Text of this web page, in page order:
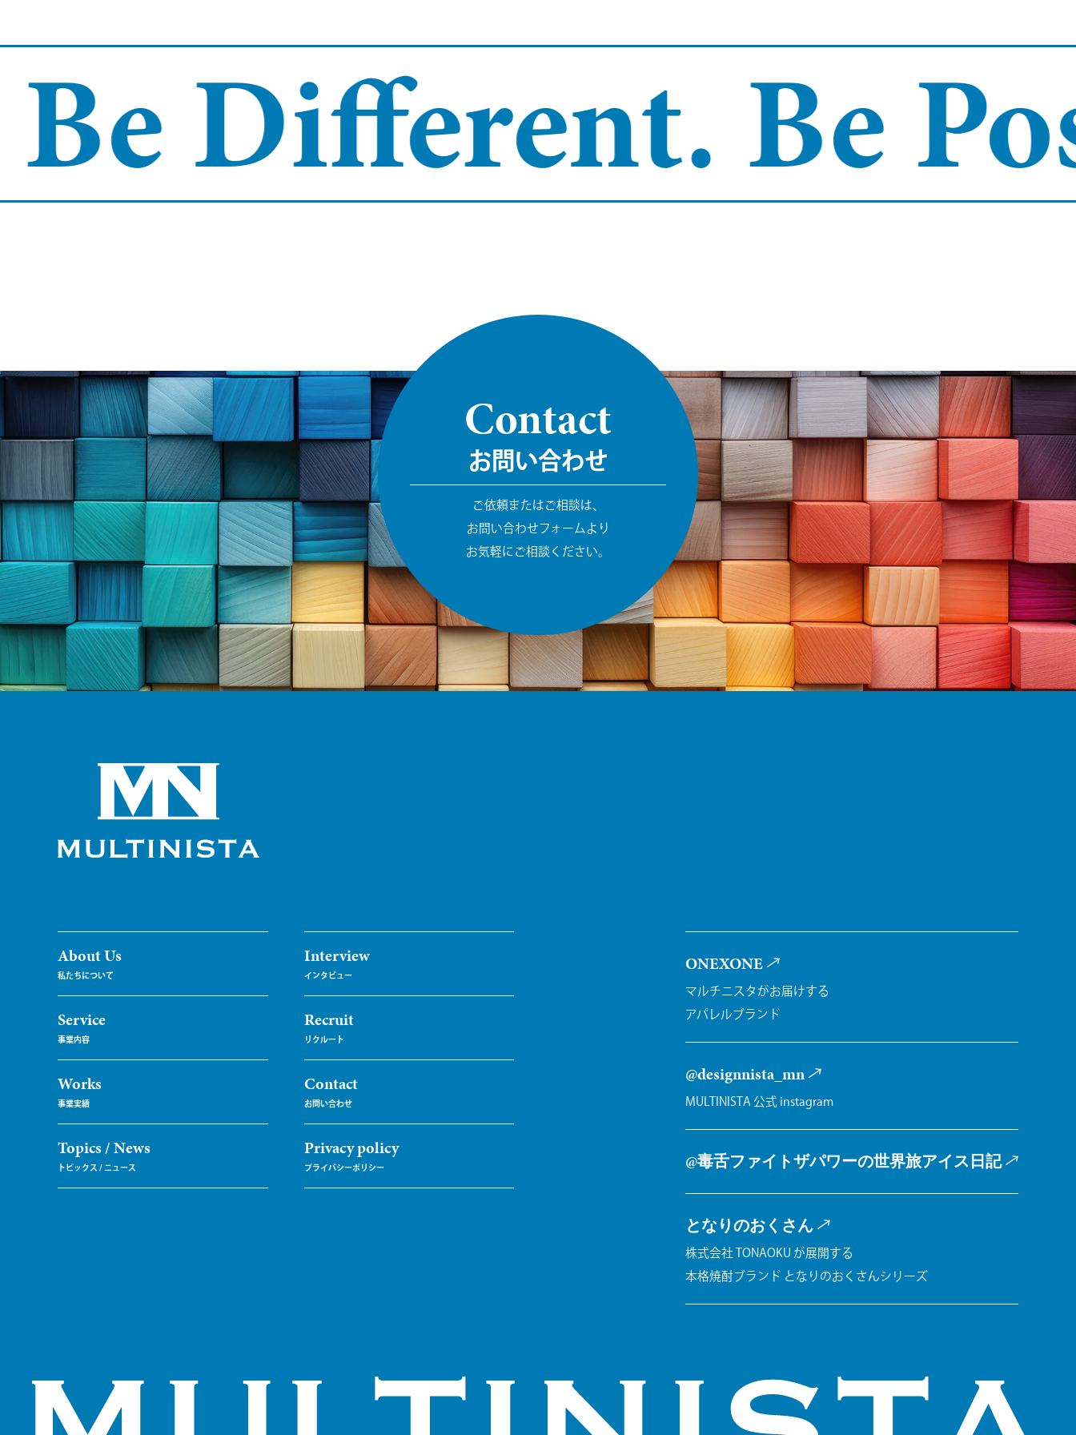
Different.Be
Contact
お問い合わせ
ご依頼またはご相談は、
お問い合わせフォームより
お気軽にご相談ください。
About Us
Service
Works
Topics / News
Interview
Recruit
Contact
Privacy policy
ONEXONE
マルチニスタがお届けする
アパレルブランド
@designnista_mn
MULTINISTA 公式 instagram
@毒舌ファイトザパワーの世界旅アイス日記
となりのおくさん
株式会社 TONAOKU が展開する
本格焼酎ブランド となりのおくさんシリーズ